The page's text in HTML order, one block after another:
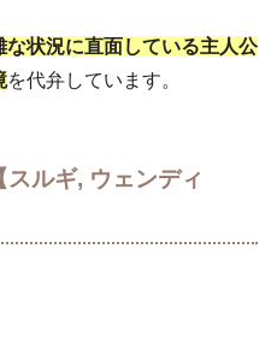
状況に直面している主人公
を代弁しています。
ルギ, ウェンディ